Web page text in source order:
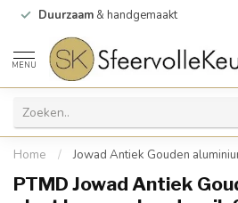
Duurzaam & handgemaakt
MENU
Home / Jowad Antiek Gouden
PTMD Jowad Antiek